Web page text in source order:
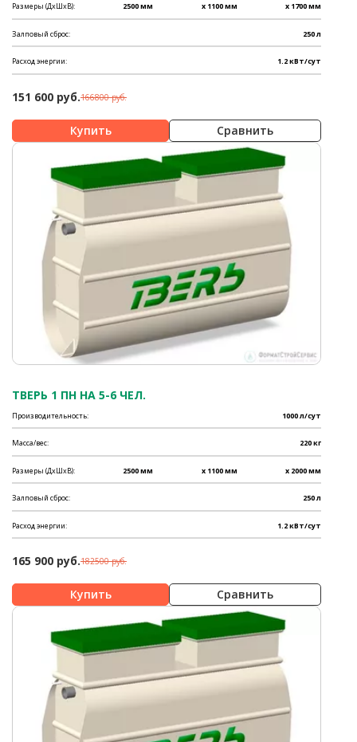
Размеры (ДхШхВ): 2500 мм x 1100 мм x 1700 мм
Залповый сброс: 250 л
Расход энергии: 1.2 кВт/сут
151 600 руб.166800 руб.
Сравнить
ТВЕРЬ 1 ПН НА 5-6 ЧЕЛ.
Производительность: 1000 л/сут
Масса/вес: 220 кг
Размеры (ДхШхВ): 2500 мм x 1100 мм x 2000 мм
Залповый сброс: 250 л
Расход энергии: 1.2 кВт/сут
165 900 руб.182500 руб.
Сравнить